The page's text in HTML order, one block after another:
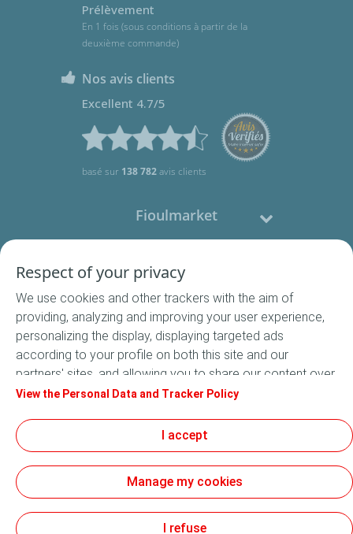
Prélèvement
En 1 fois (sous conditions à partir de la
deuxième commande)
Nos avis clients
Excellent 4.7/5
basé sur 138 782avis clients
Fioulmarket
Nous contacter
Suivez-nous
Conditions Générales de Vente
Mentions légales
Données Personnelles
Cookies
Respect of your privacy
We use cookies and other trackers with the aim of
providing, analyzing and improving your user experience,
personalizing the display, displaying targeted ads
according to your profile on both this site and our
partners' sites, and allowing you to share our content over
social media. In accordance with French legislation,
default. You can change your cookie settings at any time
by clicking on the "Manage my cookies" button. By clicking
on the "Accept" button, you agree that we may store all
cookies on your device. If you click on "Decline", only the
correctly will be used. For more information, especially
View the Personal Data and Tracker Policy
I accept
Manage my cookies
I refuse